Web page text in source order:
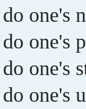
one's
one's
one's
one's